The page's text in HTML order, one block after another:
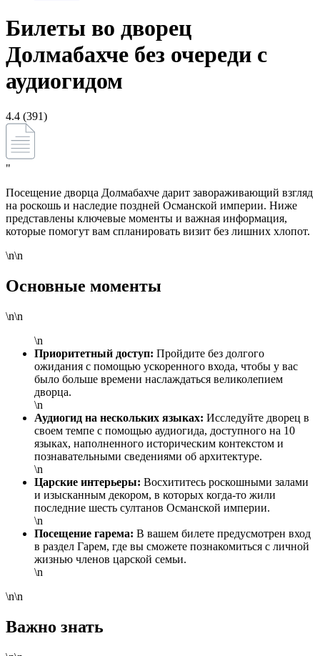
Билеты во дворец
Долмабахче без очереди с
аудиогидом
4.4 (391)
"
Посещение дворца Долмабахче дарит завораживающий взгляд
на роскошь и наследие поздней Османской империи. Ниже
представлены ключевые моменты и важная информация,
которые помогут вам спланировать визит без лишних хлопот.
\n\n
Основные моменты
\n\n
\n
Приоритетный доступ: Пройдите без долгого
ожидания с помощью ускоренного входа, чтобы у вас
было больше времени наслаждаться великолепием
дворца.
\n
Аудиогид на нескольких языках: Исследуйте дворец в
своем темпе с помощью аудиогида, доступного на 10
языках, наполненного историческим контекстом и
познавательными сведениями об архитектуре.
\n
Царские интерьеры: Восхититесь роскошными залами
и изысканным декором, в которых когда-то жили
последние шесть султанов Османской империи.
\n
Посещение гарема: В вашем билете предусмотрен вход
в раздел Гарем, где вы сможете познакомиться с личной
жизнью членов царской семьи.
\n
\n\n
Важно знать